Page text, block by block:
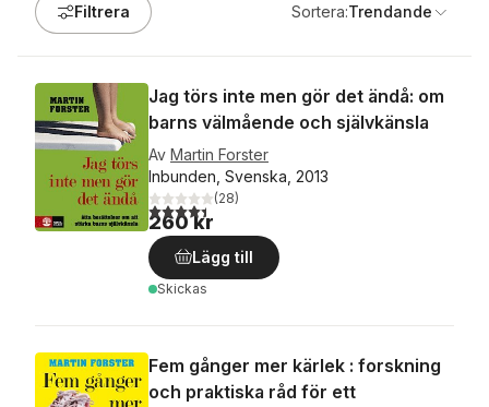
Filtrera Sortera:Trendande
Jag törs inte men gör det ändå: om
barns välmående och självkänsla
Av Martin Forster
Inbunden, Svenska, 2013
4,4utav 5 stjärnor. Totalt antal röster:
(28)
260 kr
Lägg till
Skickas
Fem gånger mer kärlek : forskning
och praktiska råd för ett